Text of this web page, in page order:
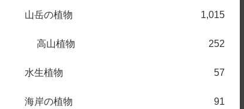
山岳の植物 1,015
高山植物 252
水生植物 57
海岸の植物 91